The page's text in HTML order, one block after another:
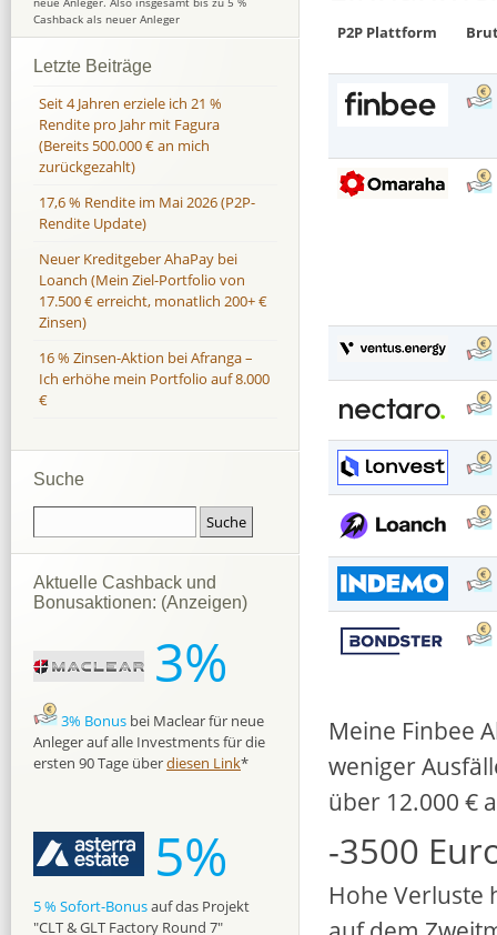
P2P Plattform
Meine Finbee
weniger
über 12.000 €
-3500
Hohe Verluste
Cashback als neuer Anleger
Letzte Beiträge
Seit 4 Jahren erziele ich 21 %
Rendite pro Jahr mit Fagura
(Bereits 500.000 € an mich
zurückgezahlt)
17,6 % Rendite im Mai 2026 (P2P-
Rendite Update)
Neuer Kreditgeber AhaPay bei
Loanch (Mein Ziel-Portfolio von
17.500 € erreicht, monatlich 200+ €
Zinsen)
16 % Zinsen-Aktion bei Afranga –
Ich erhöhe mein Portfolio auf 8.000
€
Suche
Aktuelle Cashback und
Bonusaktionen: (Anzeigen)
3%
3% Bonus bei Maclear für neue
Anleger auf alle Investments für die
ersten 90 Tage überdiesen Link*
5%
5 % Sofort-Bonusauf das Projekt
"CLT & GLT Factory Round 7"